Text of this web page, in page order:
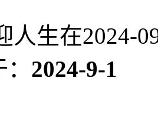
人生在2024-
2024-9-1